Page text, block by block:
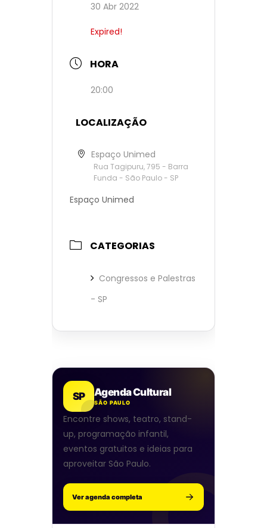
30 Abr 2022
Expired!
HORA
20:00
LOCALIZAÇÃO
Espaço Unimed
Rua Tagipuru, 795 - Barra
Funda - São Paulo - SP
Espaço Unimed
CATEGORIAS
Congressos e Palestras
- SP
SP Agenda Cultural
SÃO PAULO
Encontre shows, teatro, stand-
up, programação infantil,
eventos gratuitos e ideias para
aproveitar São Paulo.
Ver agenda completa